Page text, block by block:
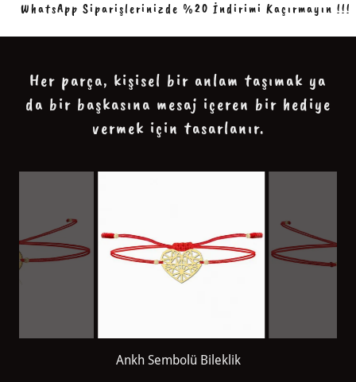
WhatsApp Siparişlerinizde %20 İndirimi Kaçırmayın !!!
Her parça, kişisel bir anlam taşımak ya
da bir başkasına mesaj içeren bir hediye
vermek için tasarlanır.
Origami Kalp Bileklik